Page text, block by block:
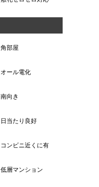
角部屋
オール電化
南向き
日当たり良好
コンビニ近くに有
低層マンション